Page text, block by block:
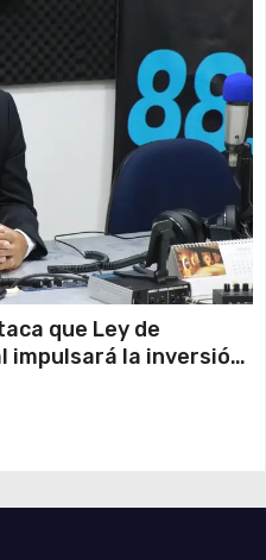
que Ley de
impulsará la inversión